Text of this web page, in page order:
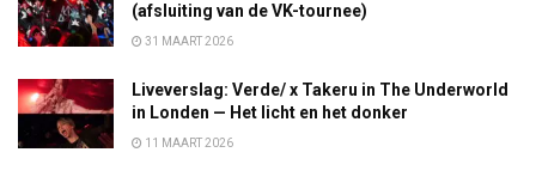
(afsluiting van de VK-tournee)
31 MAART 2026
Liveverslag: Verde/ x Takeru in The Underworld
in Londen — Het licht en het donker
11 MAART 2026